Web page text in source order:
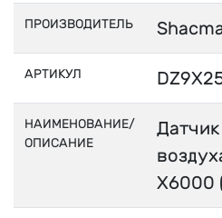
ПРОИЗВОДИТЕЛЬ
АРТИКУЛ
НАИМЕНОВАНИЕ/
ОПИСАНИЕ
X6000